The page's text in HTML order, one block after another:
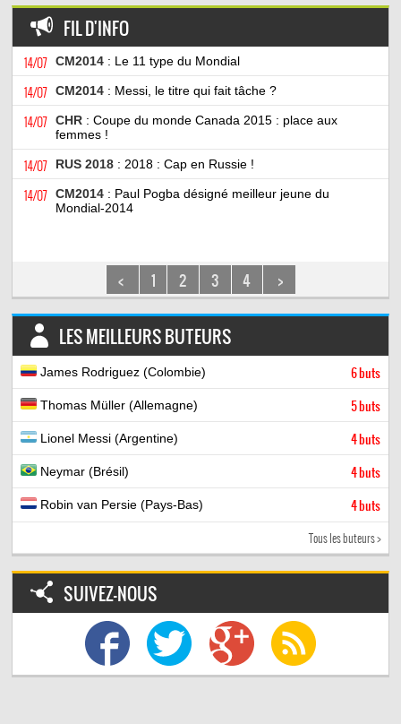
FIL D'INFO
14/07 CM2014 : Le 11 type du Mondial
14/07 CM2014 : Messi, le titre qui fait tâche ?
14/07 CHR : Coupe du monde Canada 2015 : place aux
femmes !
14/07 RUS 2018 : 2018 : Cap en Russie !
14/07 CM2014 : Paul Pogba désigné meilleur jeune du
Mondial-2014
< 1 2 3 4 >
LES MEILLEURS BUTEURS
James Rodriguez (Colombie) 6 buts
Thomas Müller (Allemagne) 5 buts
Lionel Messi (Argentine) 4 buts
Neymar (Brésil) 4 buts
Robin van Persie (Pays-Bas) 4 buts
Tous les buteurs >
SUIVEZ-NOUS